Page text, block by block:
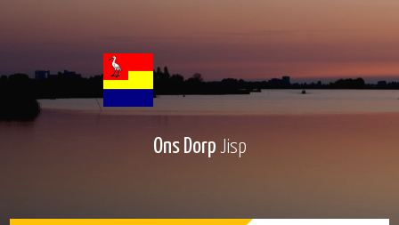
Ons Dorp Jisp